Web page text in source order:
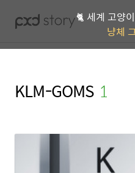
🐈 세계 고양
냥체
KLM-GOMS (1)